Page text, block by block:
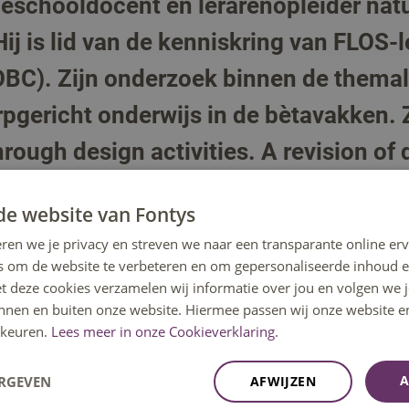
en lerarenopleider
is lid van de kenniskring van
Zijn onderzoek binnen de
onderwijs in de
design activities. A revision of
op. Naast het
van afstudeeronderzoeken
en
Dave van Breukelen (pdf)
website van Fontys
we je privacy en streven we naar een transparante online
om de website te verbeteren en om gepersonaliseerde inhoud
deze cookies verzamelen wij informatie over jou en volgen we
en buiten onze website. Hiermee passen wij onze website
Lees meer in onze Cookieverklaring.
AFWIJZEN